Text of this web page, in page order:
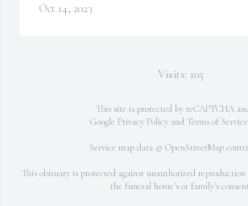
Oct 14, 2023
Visits: 105
This site is protected by reCAPTCHA
Google Privacy Policyand Terms of Service
Service map data © OpenStreetMap
This obituary is protected against unauthorized
the funeral home's or family's